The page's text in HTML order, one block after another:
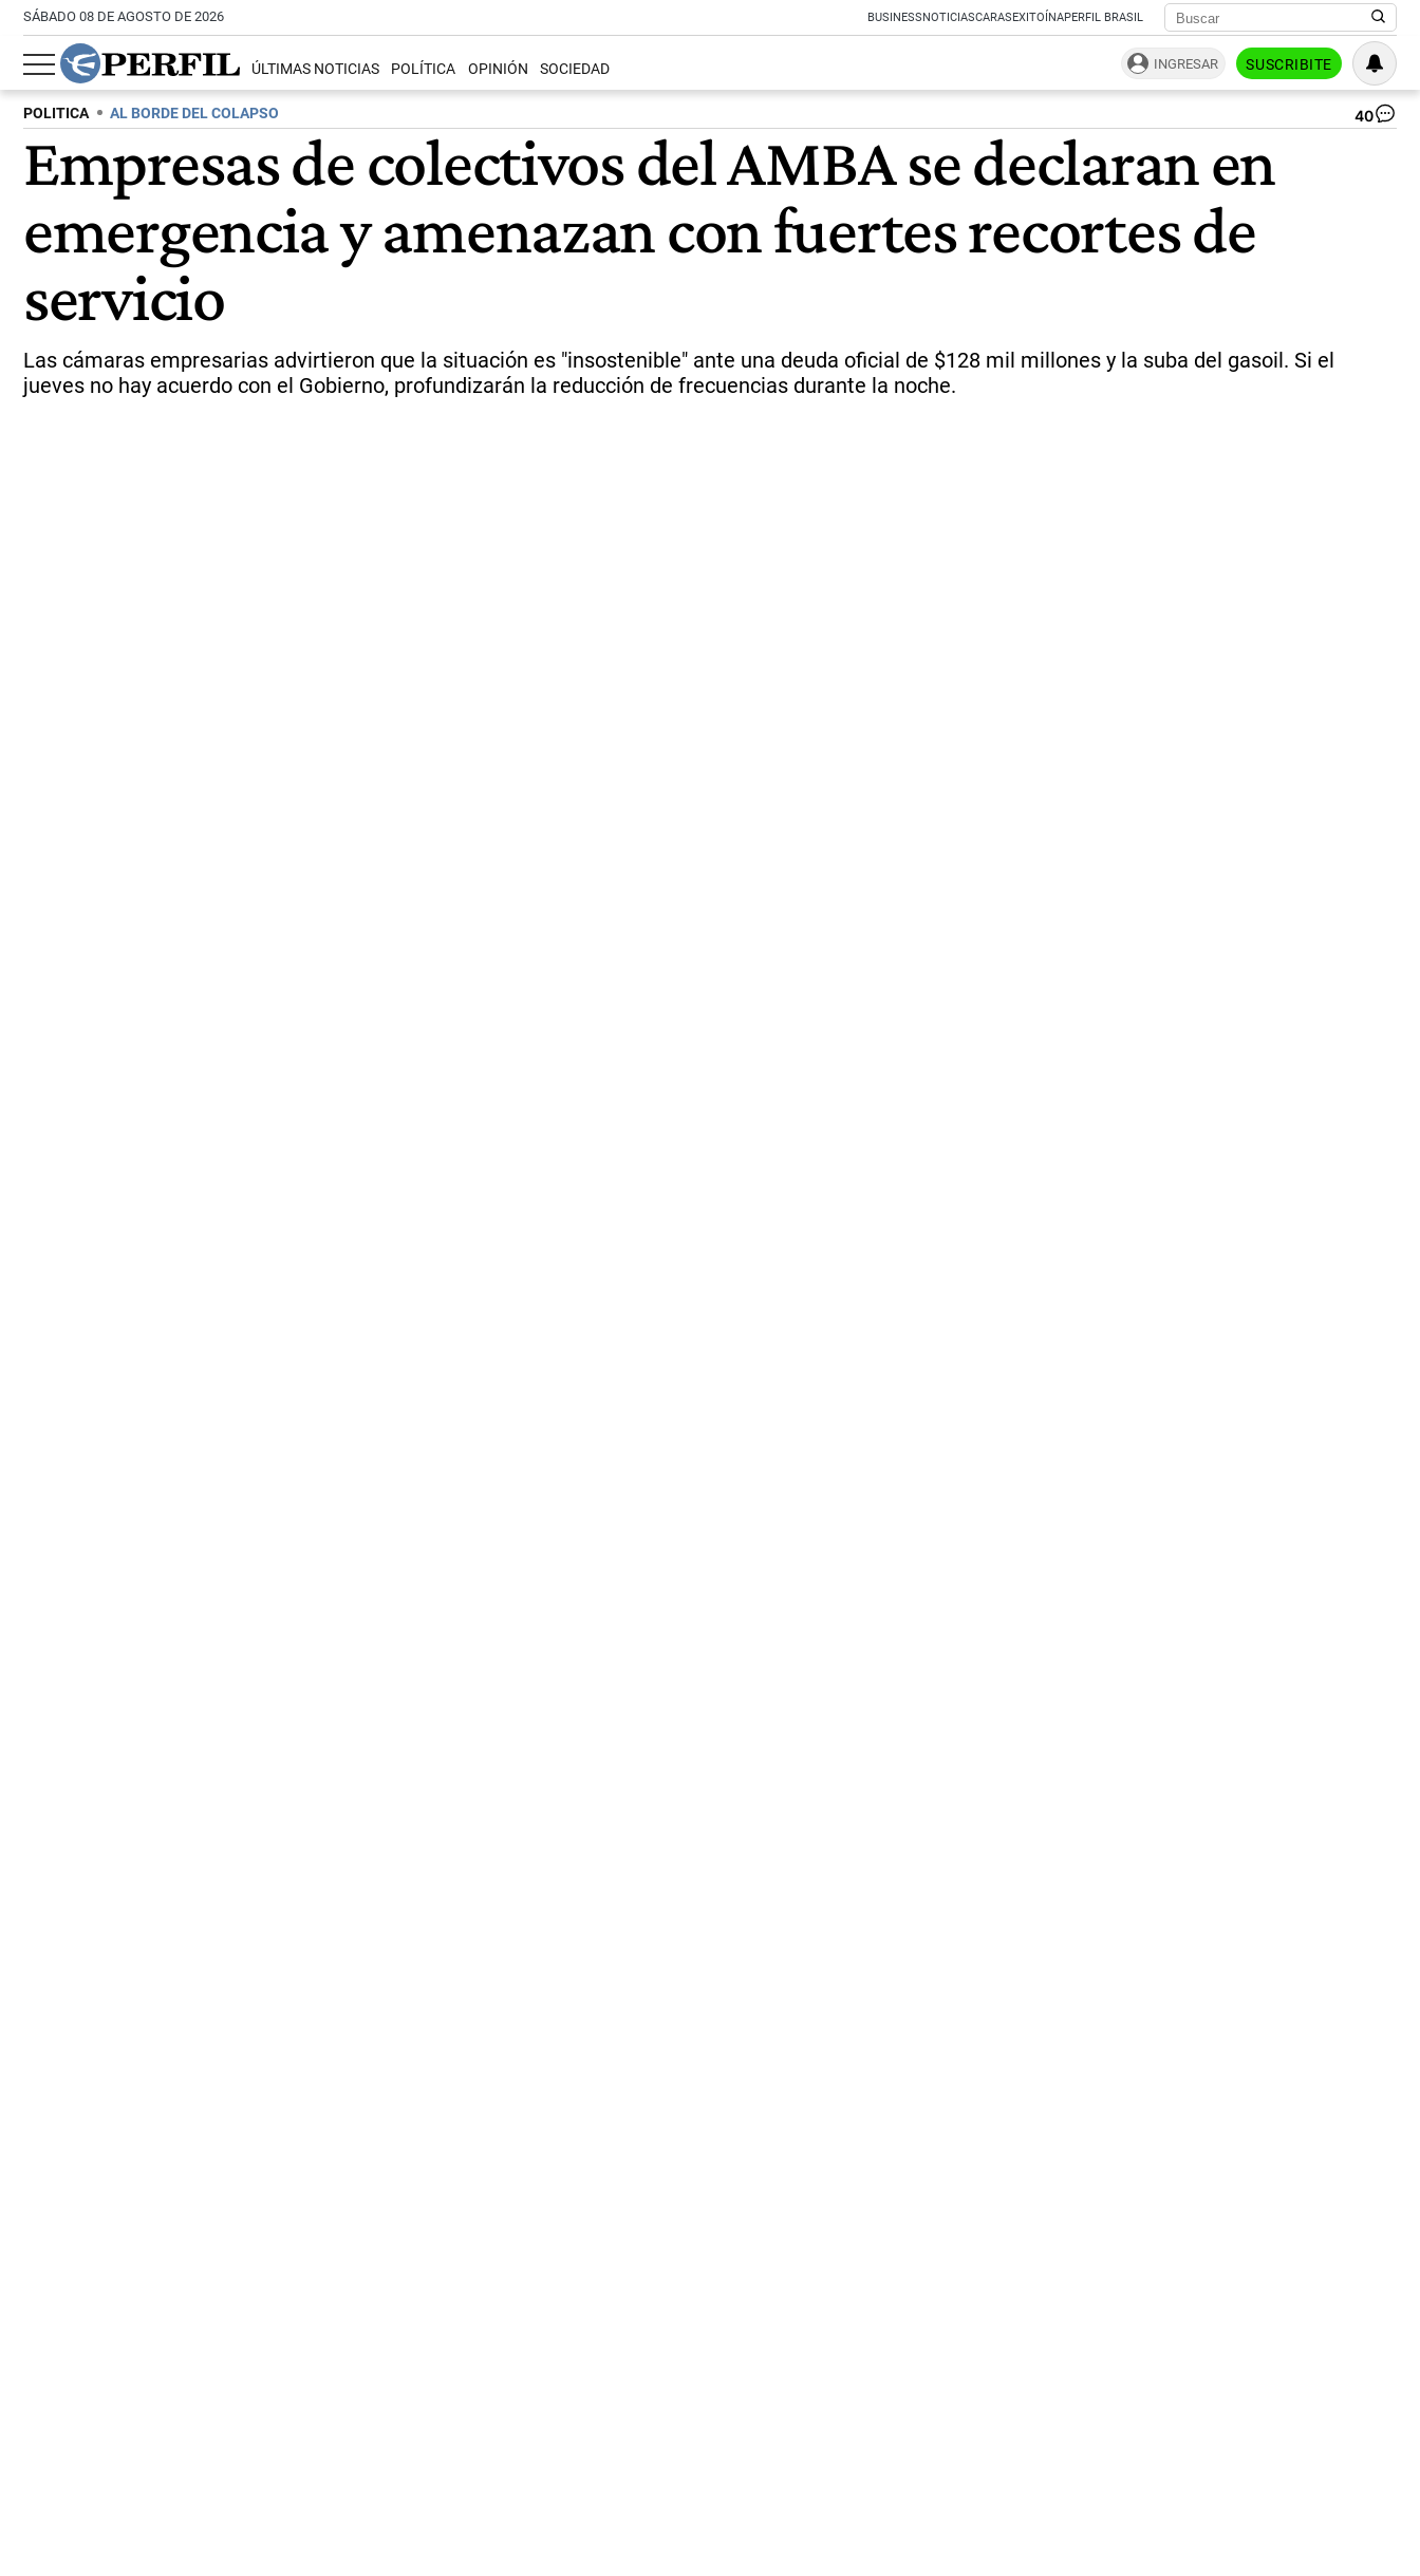
SÁBADO 08 DE AGOSTO DE 2026 BUSINESSNOTICIASCARASEXITOÍNAPERFIL BRASIL
ÚLTIMAS NOTICIAS POLÍTICA OPINIÓN SOCIEDAD INGRESAR SUSCRIBITE
POLITICA AL BORDE DEL COLAPSO 40
Empresas de colectivos del AMBA se declaran en
emergencia y amenazan con fuertes recortes de
servicio
Las cámaras empresarias advirtieron que la situación es "insostenible" ante una deuda oficial de $128 mil millones y la suba del gasoil. Si el
jueves no hay acuerdo con el Gobierno, profundizarán la reducción de frecuencias durante la noche.